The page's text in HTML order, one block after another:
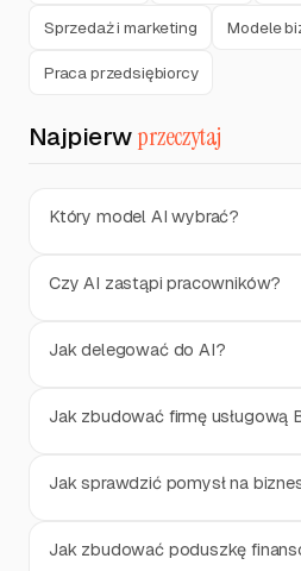
Sprzedaż i marketing Modele
Praca przedsiębiorcy
Najpierwprzeczytaj
Który model AI wybrać?
Czy AI zastąpi pracowników?
Jak delegować do AI?
Jak zbudować firmę usługową
Jak sprawdzić pomysł na
Jak zbudować poduszkę